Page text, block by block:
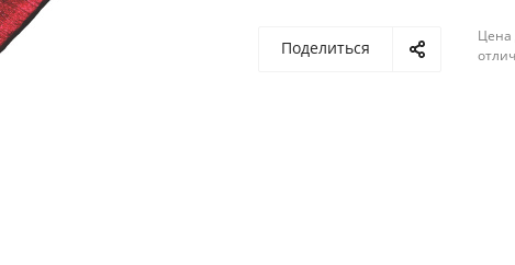
Поделиться
Цена